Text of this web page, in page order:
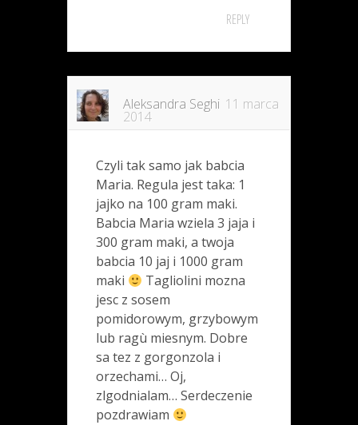
REPLY
Aleksandra Seghi 11 marca
2014
Czyli tak samo jak babcia
Maria. Regula jest taka: 1
jajko na 100 gram maki.
Babcia Maria wziela 3 jaja i
300 gram maki, a twoja
babcia 10 jaj i 1000 gram
maki
Tagliolini mozna
jesc z sosem
pomidorowym, grzybowym
lub ragù miesnym. Dobre
sa tez z gorgonzola i
orzechami… Oj,
zlgodnialam… Serdeczenie
pozdrawiam